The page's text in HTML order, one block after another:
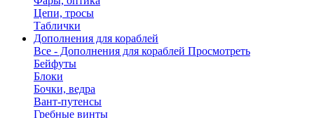
Цепи, тросы
Таблички
Дополнения для кораблей
Все - Дополнения для кораблей Просмотреть
Бейфуты
Блоки
Бочки, ведра
Вант-путенсы
Гребные винты